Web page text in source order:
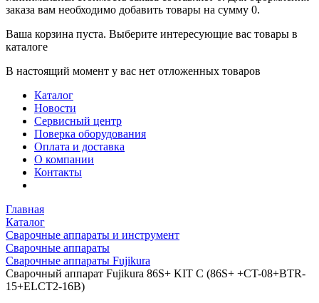
заказа вам необходимо добавить товары на сумму 0.
Ваша корзина пуста. Выберите интересующие вас товары в
каталоге
В настоящий момент у вас нет отложенных товаров
Каталог
Новости
Сервисный центр
Поверка оборудования
Оплата и доставка
О компании
Контакты
Главная
Каталог
Сварочные аппараты и инструмент
Сварочные аппараты
Сварочные аппараты Fujikura
Сварочный аппарат Fujikura 86S+ KIT С (86S+ +CT-08+BTR-
15+ELCT2-16B)